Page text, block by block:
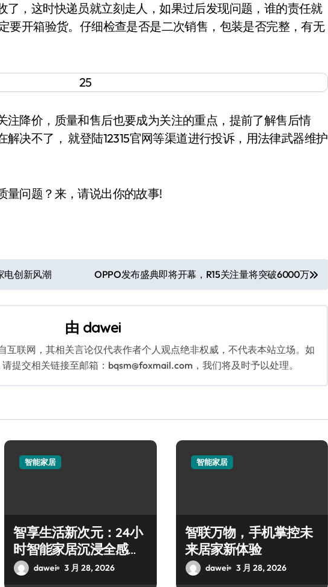
，这时快递员就立刻走人，如果过后发现问题，谁的责任就
要开箱验货。仔细检查是否是二次销售，包装是否完整，有无
降价，质量和售后也要成为关注的重点，提前了解售后情
决不了， 就登陆12315官网等渠道进行投诉，用法律武器维护
问题？来，请说出你的故事!
电创新风潮 OPPO发布盛典即将开幕，R15关注量将突破6000万
由 dawei
互联网，其相关言论仅代表作者个人观点绝非权威，不代表本站立场。如
提交相关链接至邮箱：bqsm@foxmail.com，我们将及时予以处理。
智能家居
智享生活新次元：24小
时智能家居沉浸全感体
验
dawei 3 月 28, 2026
智能家居
智联万物，手机掌控未
来居家新体验
dawei 3 月 28, 2026